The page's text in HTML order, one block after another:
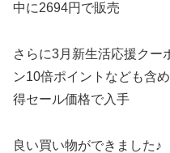
中に2694円で販売
さらに3月新生活応援クー
ン10倍ポイントなども含
得セール価格で入手
良い買い物ができました♪